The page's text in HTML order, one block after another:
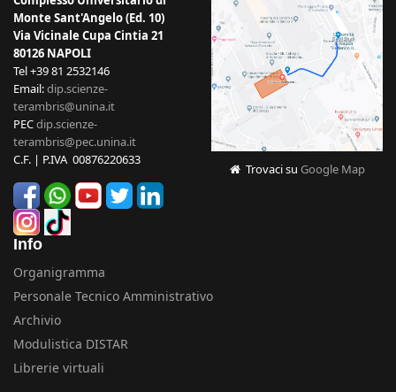
Monte Sant'Angelo (Ed. 10)
Via Vicinale Cupa Cintia 21
80126 NAPOLI
Tel +39 81 2532146
Email:dip.scienze-
terambris@unina.it
PECdip.scienze-
terambris@pec.unina.it
C.F. | P.IVA 00876220633
Trovaci su Google Map
Info
Organigramma
Personale Tecnico Amministrativo
Archivio
Modulistica DISTAR
Librerie virtuali